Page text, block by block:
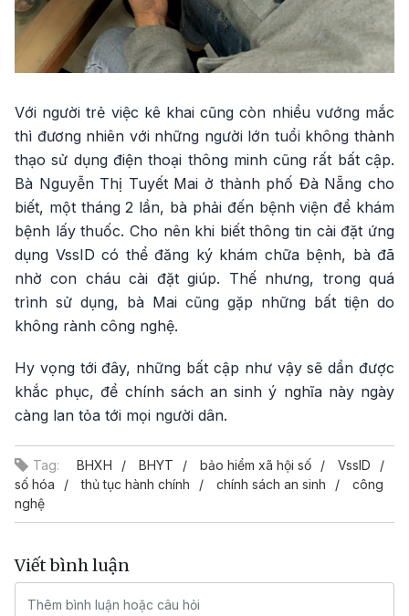
Với người trẻ việc kê khai cũng còn nhiều vướng mắc
thì đương nhiên với những người lớn tuổi không thành
thạo sử dụng điện thoại thông minh cũng rất bất cập.
Bà Nguyễn Thị Tuyết Mai ở thành phố Đà Nẵng cho
biết, một tháng 2 lần, bà phải đến bệnh viện để khám
bệnh lấy thuốc. Cho nên khi biết thông tin cài đặt ứng
dụng VssID có thể đăng ký khám chữa bệnh, bà đã
nhờ con cháu cài đặt giúp. Thế nhưng, trong quá
trình sử dụng, bà Mai cũng gặp những bất tiện do
không rành công nghệ.
Hy vọng tới đây, những bất cập như vậy sẽ dần được
khắc phục, để chính sách an sinh ý nghĩa này ngày
càng lan tỏa tới mọi người dân.
Tag: BHXH BHYT bảo hiểm xã hội số
VssID
số hóa
thủ tục hành chính chính sách an sinh
công
nghệ
Viết bình luận